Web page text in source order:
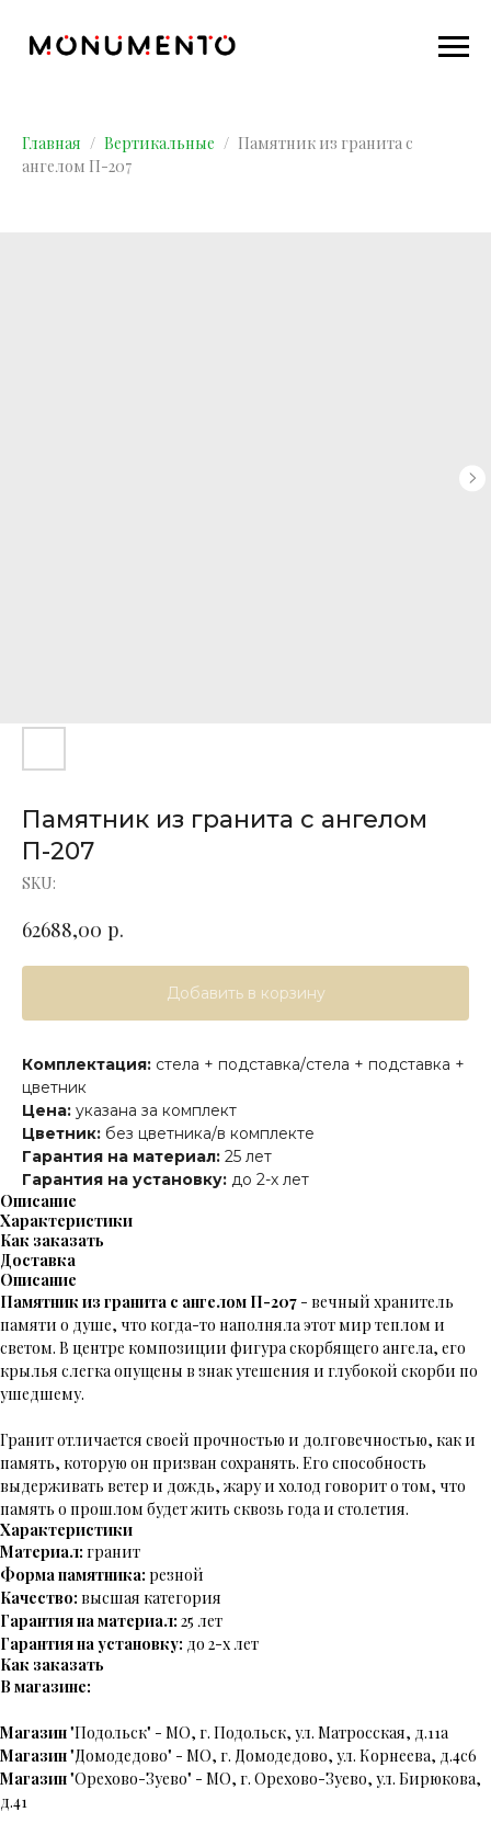
Главная Вертикальные
Памятник из гранита с
ангелом П-207
Памятник из гранита с ангелом
П-207
SKU:
62688,00 р.
Добавить в корзину
Комплектация: стела + подставка/стела + подставка +
цветник
Цена: указана за комплект
Цветник: без цветника/в комплекте
Гарантия на материал: 25 лет
Гарантия на установку: до 2-х лет
Описание
Характеристики
Как заказать
Доставка
Описание
Памятник из гранита с ангелом П-207 - вечный хранитель
памяти о душе, что когда-то наполняла этот мир теплом и
светом. В центре композиции фигура скорбящего ангела, его
крылья слегка опущены в знак утешения и глубокой скорби по
ушедшему.
Гранит отличается своей прочностью и долговечностью, как и
память, которую он призван сохранять. Его способность
выдерживать ветер и дождь, жару и холод говорит о том, что
память о прошлом будет жить сквозь года и столетия.
Характеристики
Материал: гранит
Форма памятника: резной
Качество: высшая категория
Гарантия на материал: 25 лет
Гарантия на установку: до 2-х лет
Как заказать
В магазине:
Магазин"Подольск" - МО, г. Подольск, ул. Матросская, д.11а
Магазин"Домодедово" - МО, г. Домодедово, ул. Корнеева, д.4с6
Магазин"Орехово-Зуево" - МО, г. Орехово-Зуево, ул. Бирюкова,
д.41